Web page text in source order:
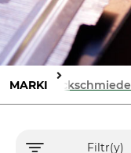
MARKI Lockschmiede
Filtr(y)